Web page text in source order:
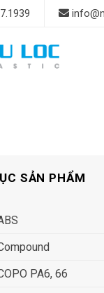
SẢN PHẨM
PA6, 66